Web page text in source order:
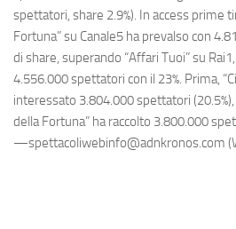
spettatori, share 2.9%). In access prime
Fortuna” su Canale5 ha prevalso con
di share, superando “Affari Tuoi” su
4.556.000 spettatori con il 23%. Prima,
interessato 3.804.000 spettatori
della Fortuna” ha raccolto 3.800.000
—spettacoliwebinfo@adnkronos.com